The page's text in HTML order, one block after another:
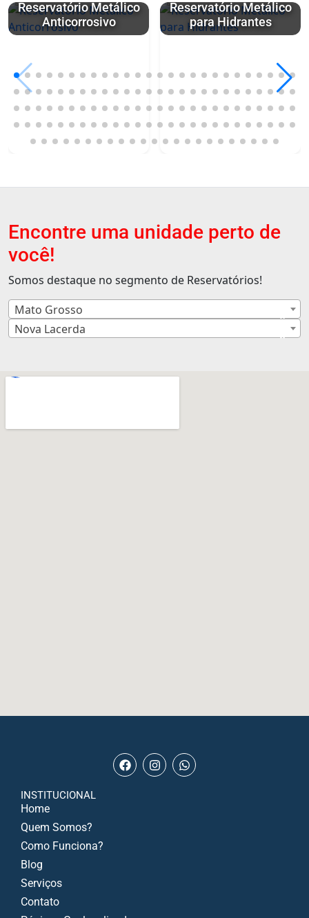
Reservatório Metálico
Anticorrosivo
Reservatório Metálico
para Hidrantes
Encontre uma unidade perto de
você!
Somos destaque no segmento de Reservatórios!
×
Mato Grosso
×
Nova Lacerda
INSTITUCIONAL
Home
Quem Somos?
Como Funciona?
Blog
Serviços
Contato